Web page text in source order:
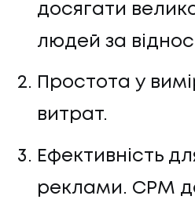
досягати
людей за
Простота у
витрат.
Ефективність
реклами. CPM